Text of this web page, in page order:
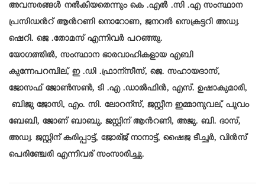
അവസരങ്ങള്‍ നല്‍കിയതെന്നും കെ .എല്‍ .സി .എ സംസ്ഥാന
പ്രസിഡന്‍റ് ആന്‍റണി നൊറോണ, ജനറല്‍ സെക്രട്ടറി അഡ്വ.
ഷെറി. ജെ .തോമസ് എന്നിവര്‍ പറഞ്ഞു.
യോഗത്തില്‍, സംസ്ഥാന ഭാരവാഹികളായ എബി
കുന്നേപറമ്പില്, ഇ .ഡി .ഫ്രാന്സീസ്, ജെ. സഹായദാസ്,
ജോസഫ് ജോണ്‍സണ്‍, ടി .എ .ഡാല്‍ഫിന്‍, എസ്. ഉഷാകുമാരി,
ബിജു ജോസി, എം. സി. ലോറന്സ്, ജസ്റ്റീന ഇമ്മാനുവല്, പൂവം
ബേബി, ജോണ് ബാബു, ജസ്റ്റിന് ആന്‍റണി, അജു. ബി. ദാസ്,
അഡ്വ. ജസ്റ്റിന് കരിപ്പാട്ട്, ജോര്ജ് നാനാട്ട്, ഷൈജ ടീച്ചര്‍, വിന്‍സ്
പെരിഞ്ചേരി എന്നിവര് സംസാരിച്ചു.